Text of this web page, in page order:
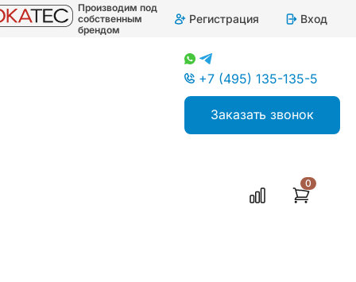
Производим под
собственным
брендом
Регистрация Вход
+7 (495) 135-135-5
Заказать звонок
0